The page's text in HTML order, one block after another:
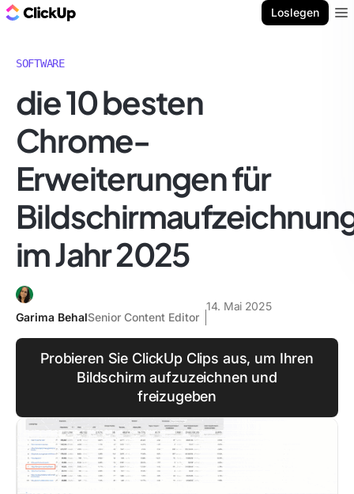
Loslegen
SOFTWARE
die 10 besten
Chrome-
Erweiterungen für
im Jahr 2025
Garima BehalSenior Content Editor
14. Mai 2025
Probieren Sie ClickUp Clips aus, um Ihren
Bildschirm aufzuzeichnen und
freizugeben